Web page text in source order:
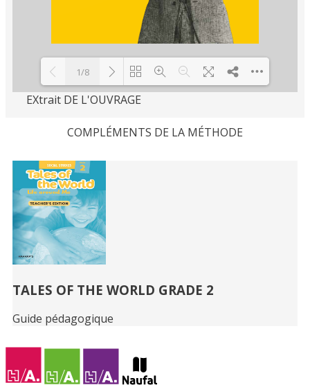
1/8
EXtrait DE L'OUVRAGE
COMPLÉMENTS DE LA MÉTHODE
Related
Books
TALES OF THE WORLD GRADE 2
Guide pédagogique